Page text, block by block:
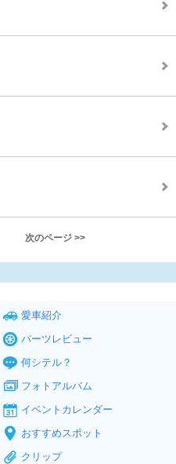
次のページ >>
愛車紹介
パーツレビュー
何シテル？
フォトアルバム
イベントカレンダー
おすすめスポット
クリップ